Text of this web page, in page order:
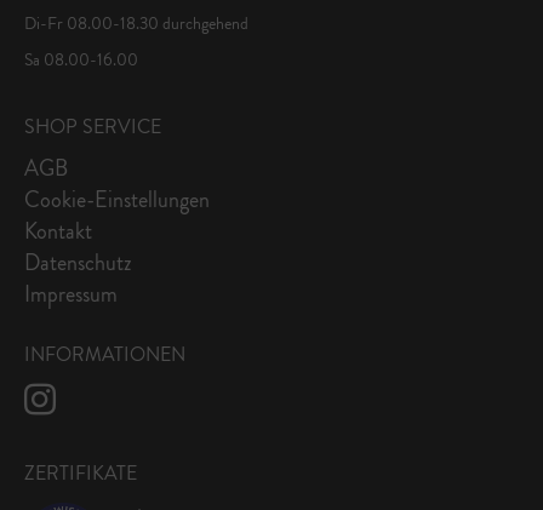
Di-Fr 08.00-18.30 durchgehend
Sa 08.00-16.00
SHOP SERVICE
AGB
Cookie-Einstellungen
Kontakt
Datenschutz
Impressum
INFORMATIONEN
ZERTIFIKATE